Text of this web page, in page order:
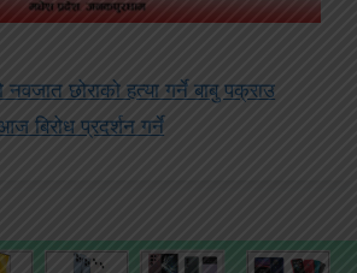
नवजात छोराको हत्या गर्ने बाबु पक्राउ
बिरोध प्रदर्शन गर्ने